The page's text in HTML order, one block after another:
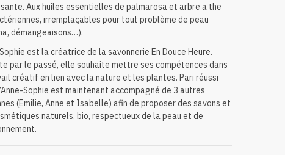
Aux huiles essentielles de palmarosa et arbre a the
irremplaçables pour tout problème de peau
démangeaisons…).
est la créatrice de la savonnerie En Douce Heure.
par le passé, elle souhaite mettre ses compétences dans
créatif en lien avec la nature et les plantes. Pari réussi
Sophie est maintenant accompagné de 3 autres
(Emilie, Anne et Isabelle) afin de proposer des savons et
naturels, bio, respectueux de la peau et de